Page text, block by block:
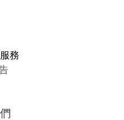
務